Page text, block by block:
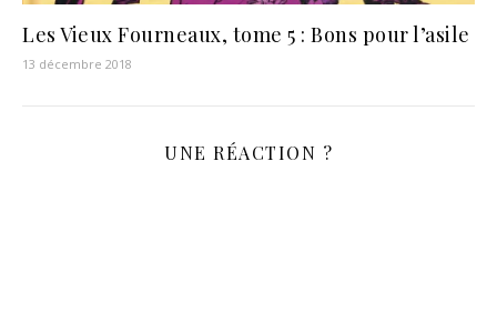
Les Vieux Fourneaux, tome 5 : Bons pour l’asile
13 décembre 2018
UNE RÉACTION ?